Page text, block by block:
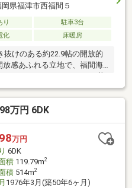
岡県福津市西福間５
り
駐車3台
化 床暖房
抜けのある約22.9帖の開放的
感あふれる立地で、福間海
に面した開放的な区画北側・
り・風通し・開放感すべてを
まで徒歩約3分の好立地人気
やランニングなど、リゾート
駐車4台可能来客時も安心のゆ
やアウトドア好きにもおすす
万円 6DK
万円
6DK
積119.79m2
積514m2
1976年3月(築50年6ヶ月)